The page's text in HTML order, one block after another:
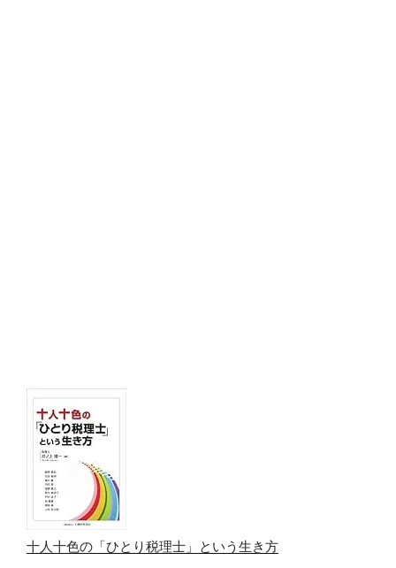
十人十色の「ひとり税理士」という生き方